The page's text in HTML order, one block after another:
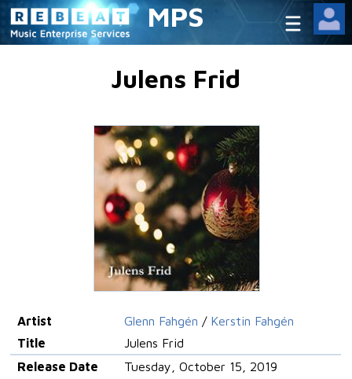
MPS
Julens Frid
Artist Glenn Fahgén / Kerstin Fahgén
Title
Julens Frid
Release Date
Tuesday, October 15, 2019